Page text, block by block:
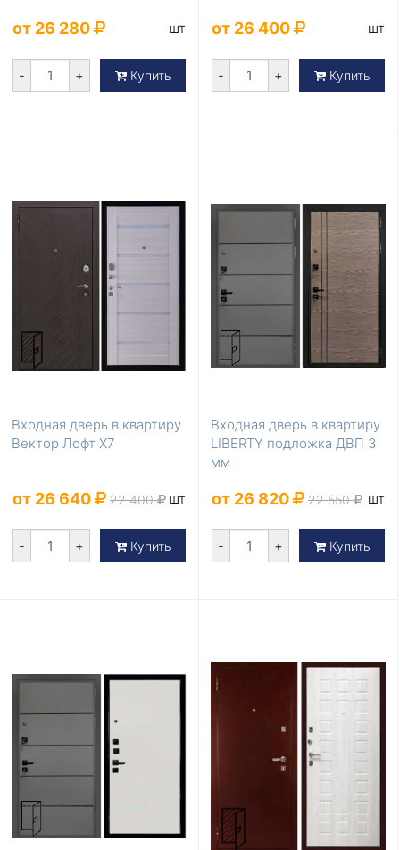
от 26 280 шт
- + Купить
от 26 400 шт
- + Купить
Входная дверь в квартиру
Вектор Лофт Х7
от 26 640 22 400 шт
- + Купить
Входная дверь в квартиру
LIBERTY подложка ДВП 3
мм
от 26 820 22 550 шт
- + Купить